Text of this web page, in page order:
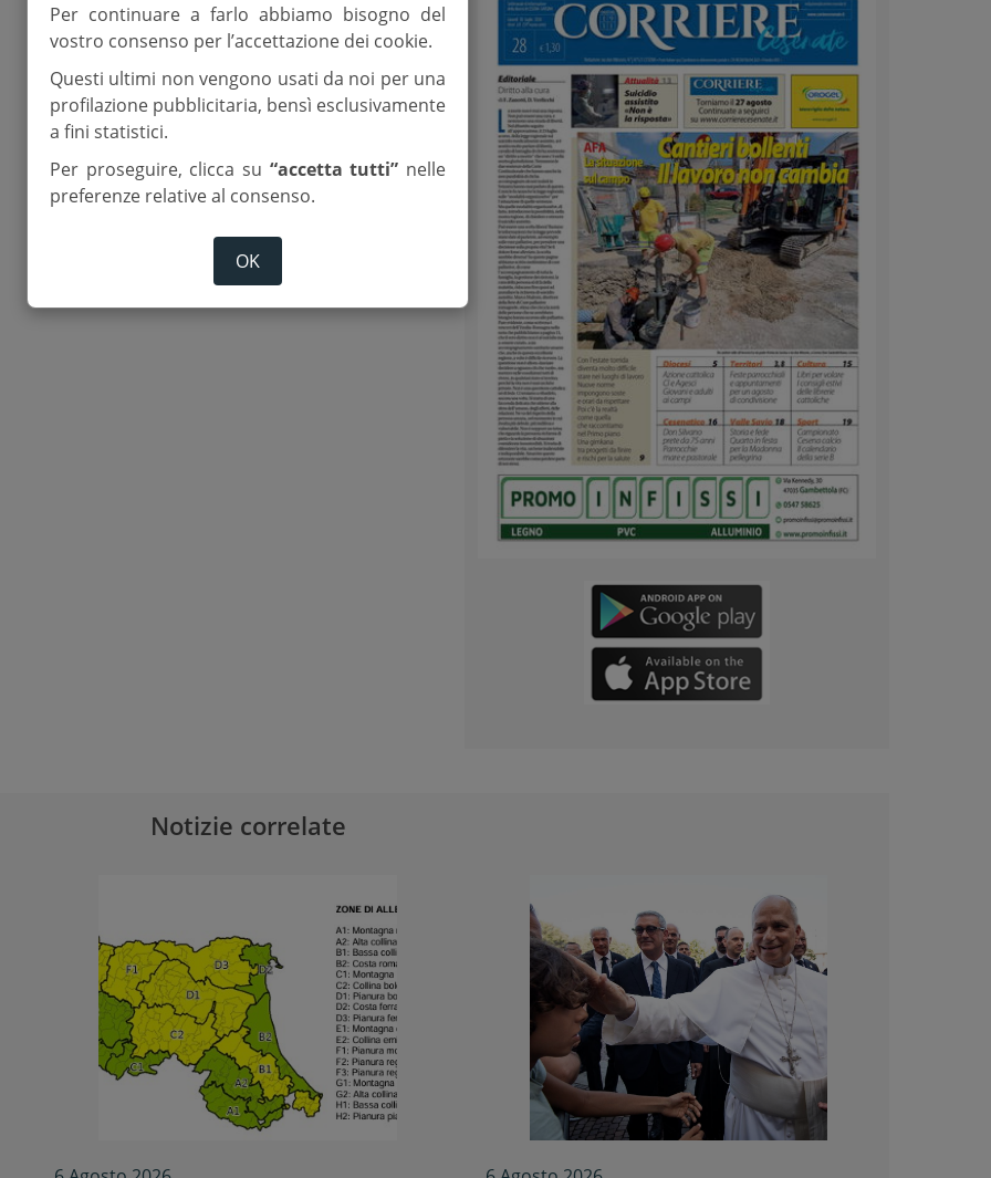
Notizie correlate
Per continuare a farlo abbiamo bisogno del
vostro consenso per l’accettazione dei cookie.
Questi ultimi non vengono usati da noi per una
profilazione pubblicitaria, bensì esclusivamente
a fini statistici.
Per proseguire, clicca su “accetta tutti” nelle
preferenze relative al consenso.
OK